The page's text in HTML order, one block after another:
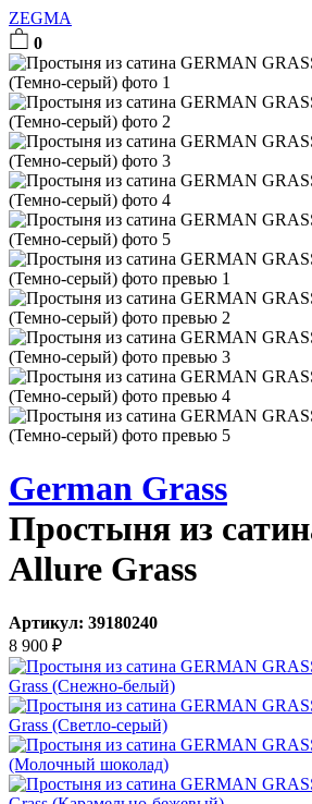
ZEGMA
0
German Grass
Простыня из
Allure Grass
Артикул: 39180240
8 900 ₽